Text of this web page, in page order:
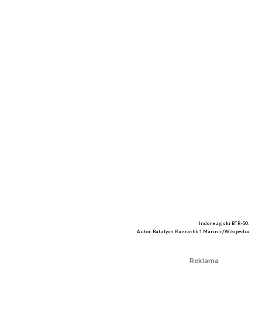
Indonezyjski BTR-50.
Autor. Batalyon Ranratfib 1 Marinir/Wikipedia
Reklama